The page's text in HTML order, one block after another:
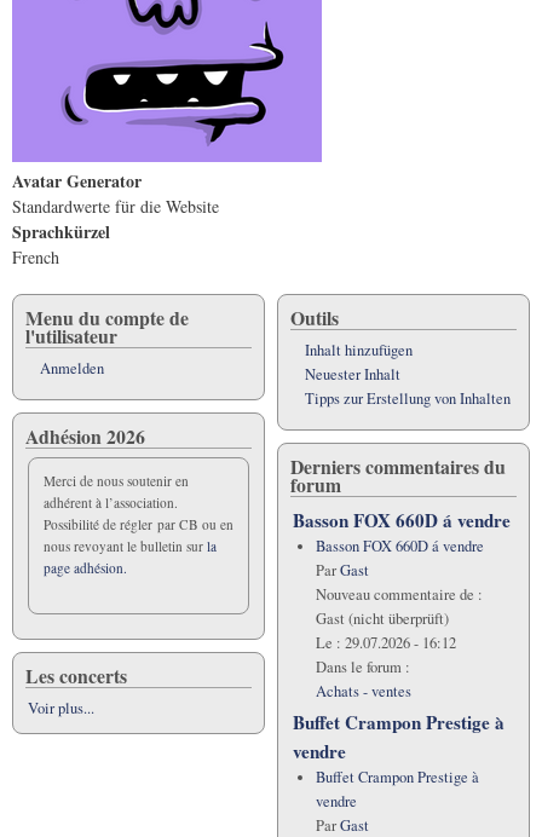
Avatar Generator
Standardwerte für die Website
Sprachkürzel
French
Menu du compte de
l'utilisateur
Anmelden
Adhésion 2026
Merci de nous soutenir en
adhérent à l’association.
Possibilité de régler par CB ou en
nous revoyant le bulletin sur la
page adhésion.
Les concerts
Voir plus...
Outils
Inhalt hinzufügen
Neuester Inhalt
Tipps zur Erstellung von Inhalten
Derniers commentaires du
forum
Basson FOX 660D á vendre
Basson FOX 660D á vendre
ParGast
Nouveau commentaire de :
Gast (nicht überprüft)
Le : 29.07.2026 - 16:12
Dans le forum :
Achats - ventes
Buffet Crampon Prestige à
vendre
Buffet Crampon Prestige à
vendre
ParGast